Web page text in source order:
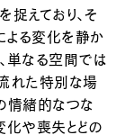
えており、そ
よる変化を静か
単なる空間では
れた特別な場
情緒的なつな
化や喪失とどの